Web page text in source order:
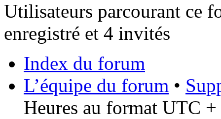
Utilisateurs parcourant ce
enregistré et 4 invités
Index du forum
L’équipe du forum •
Heures au format UTC +